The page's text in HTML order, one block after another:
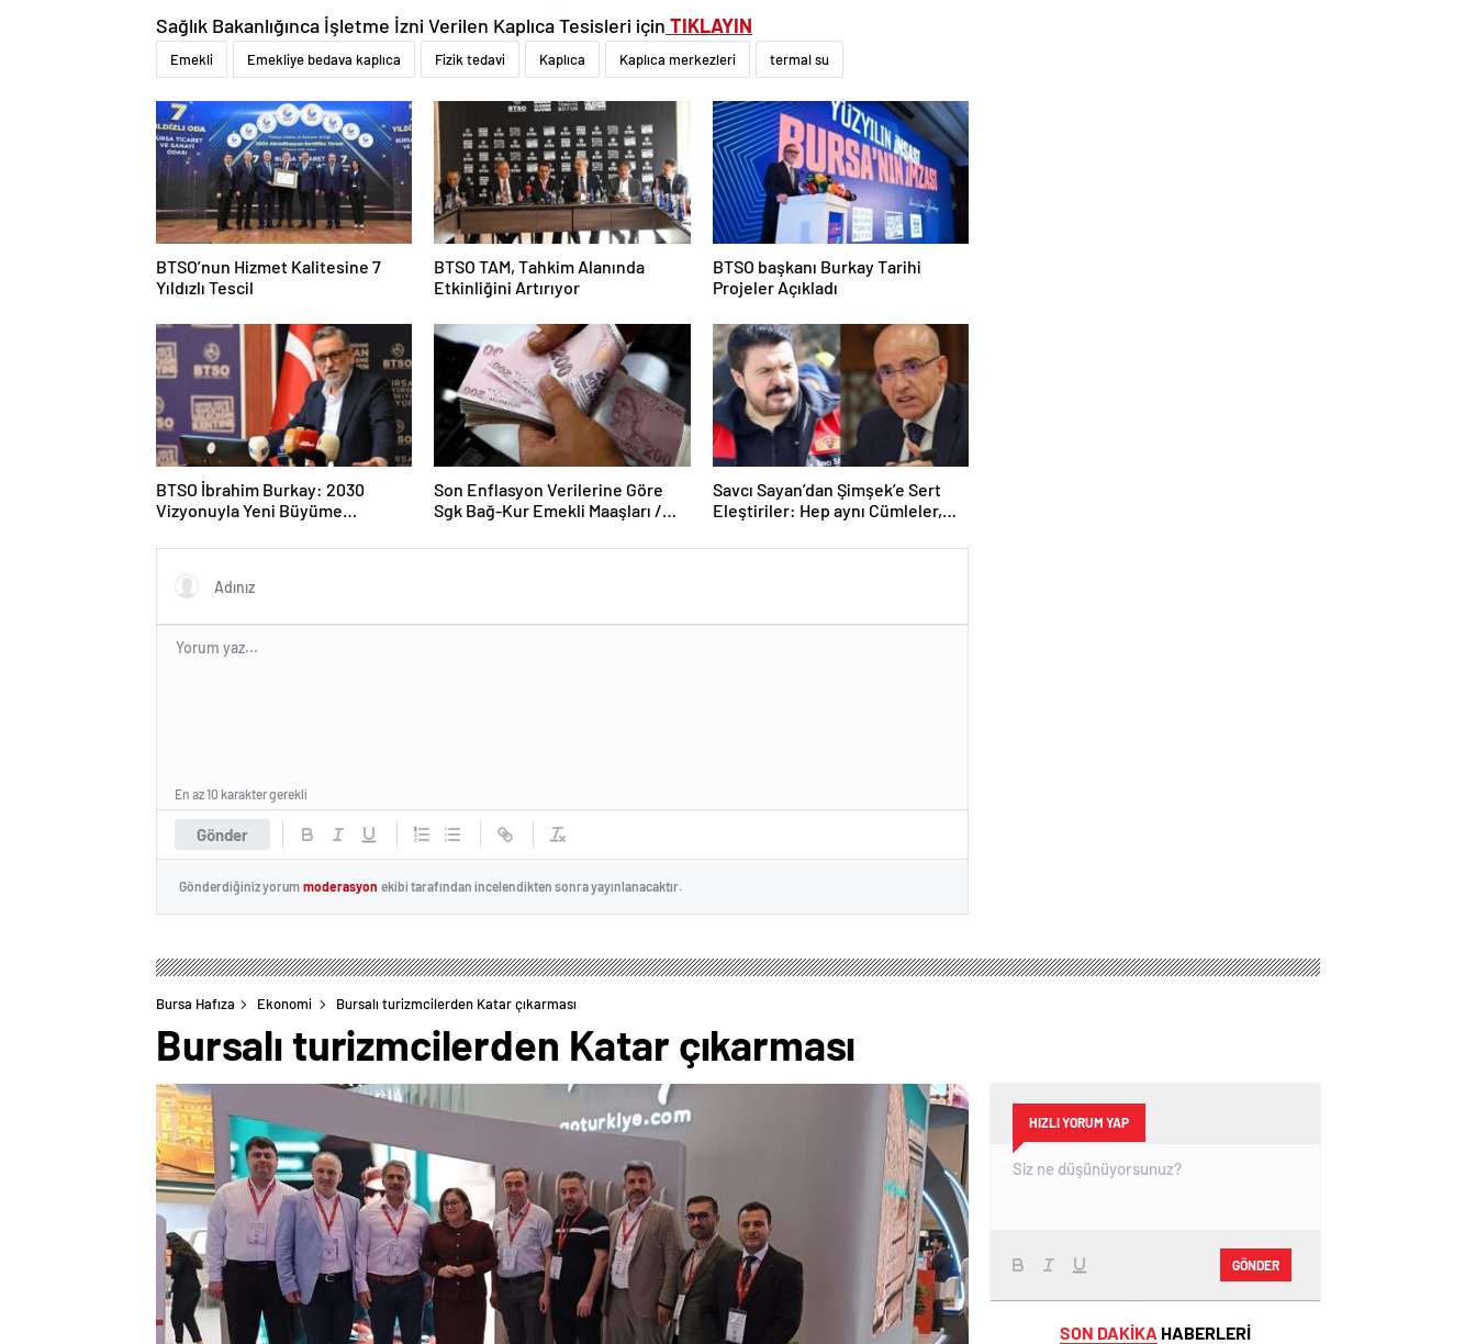
Sağlık Bakanlığınca İşletme İzni Verilen Kaplıca Tesisleri için TIKLAYIN
Emekli Emekliye bedava kaplıca Fizik tedavi Kaplıca Kaplıca merkezleri termal su
BTSO’nun Hizmet Kalitesine 7
Yıldızlı Tescil
BTSO TAM, Tahkim Alanında
Etkinliğini Artırıyor
BTSO başkanı Burkay Tarihi
Projeler Açıkladı
BTSO İbrahim Burkay: 2030
Vizyonuyla Yeni Büyüme
Son Enflasyon Verilerine Göre
Sgk Bağ-Kur Emekli Maaşları /
Savcı Sayan’dan Şimşek’e Sert
Eleştiriler: Hep aynı Cümleler,
Gönder
En az 10 karakter gerekli
Gönderdiğiniz yorum moderasyon ekibi tarafından incelendikten sonra yayınlanacaktır.
Bursa Hafıza Ekonomi Bursalı turizmcilerden Katar çıkarması
Bursalı turizmcilerden Katar çıkarması
HIZLI YORUM YAP
GÖNDER
SON DAKİKA HABERLERİ